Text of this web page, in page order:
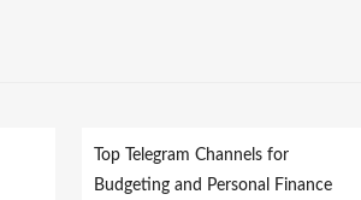
Top Telegram Channels for
Budgeting and Personal Finance